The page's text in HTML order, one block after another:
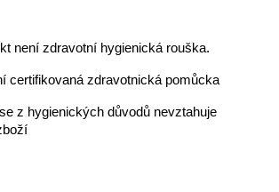
není zdravotní hygienická rouška.
certifikovaná zdravotnická pomůcka
z hygienických důvodů nevztahuje